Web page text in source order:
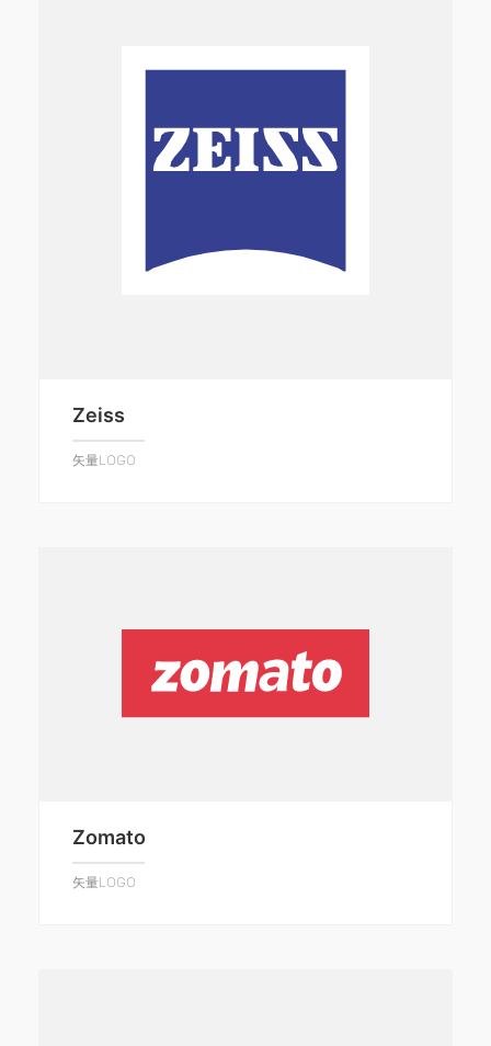
Zeiss
矢量LOGO
Zomato
矢量LOGO